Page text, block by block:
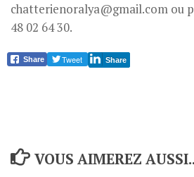
chatterienoralya@gmail.com ou
48 02 64 30.
Share Tweet Share
VOUS AIMEREZ